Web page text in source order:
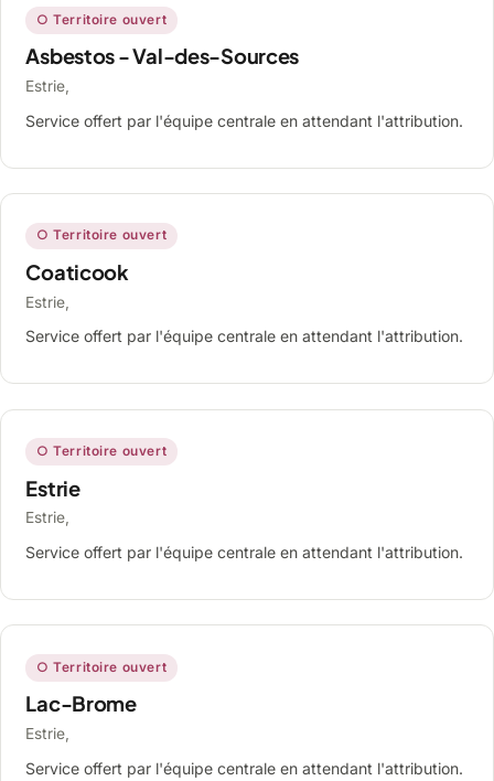
○ Territoire ouvert
Asbestos - Val-des-Sources
Estrie,
Service offert par l'équipe centrale en attendant l'attribution.
○ Territoire ouvert
Coaticook
Estrie,
Service offert par l'équipe centrale en attendant l'attribution.
○ Territoire ouvert
Estrie
Estrie,
Service offert par l'équipe centrale en attendant l'attribution.
○ Territoire ouvert
Lac-Brome
Estrie,
Service offert par l'équipe centrale en attendant l'attribution.